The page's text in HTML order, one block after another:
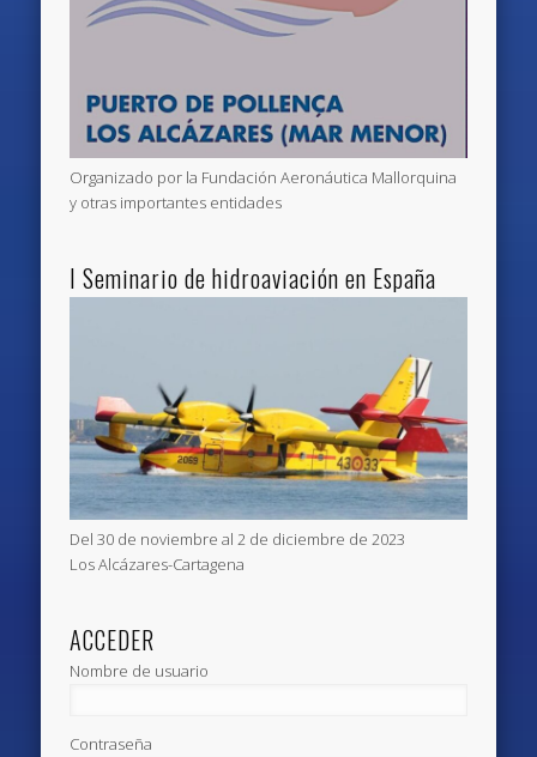
Organizado por la Fundación Aeronáutica Mallorquina
y otras importantes entidades
I Seminario de hidroaviación en España
Del 30 de noviembre al 2 de diciembre de 2023
Los Alcázares-Cartagena
ACCEDER
Nombre de usuario
Contraseña